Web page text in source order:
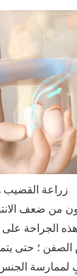
زراعة القضيب
من ضعف
هذه الجراحة
؛ حتى
الجنس